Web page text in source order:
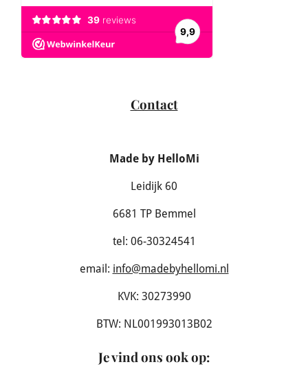
Contact
Made by HelloMi
Leidijk 60
6681 TP Bemmel
tel: 06-30324541
email: info@madebyhellomi.nl
KVK: 30273990
BTW: NL001993013B02
Je vind ons ook op: